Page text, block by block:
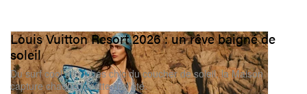
Louis Vuitton Resort 2026 : un rêve baigné de
soleil
Du surf cool aux vibes chic du coucher de soleil, la Maison
capture chaque facette de l’été.